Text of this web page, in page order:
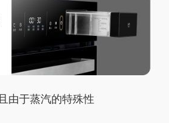
且由于蒸汽的特殊性